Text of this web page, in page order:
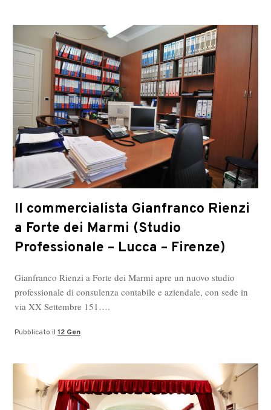
Il commercialista Gianfranco Rienzi
a Forte dei Marmi (Studio
Professionale – Lucca – Firenze)
Gianfranco Rienzi a Forte dei Marmi apre un nuovo studio
professionale di consulenza contabile e aziendale, con sede in
via XX Settembre 151….
Pubblicato il 12 Gen